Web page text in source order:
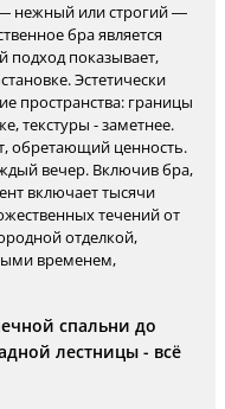
нежный или строгий —
бра является
показывает,
Эстетически
пространства: границы
текстуры - заметнее.
обретающий ценность.
вечер. Включив бра,
включает тысячи
течений от
отделкой,
временем,
спальни до
лестницы - всё